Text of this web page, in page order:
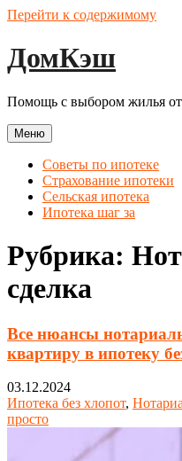
Перейти к содержимому
ДомКэш
Помощь с выбором жилья от
Меню
Советы по ипотеке
Страхование ипотеки
Сельская ипотека
Ипотека шаг за
Рубрика:
сделка
Все нюансы
квартиру в ипотеку
03.12.2024
Ипотека без хлопот,
просто